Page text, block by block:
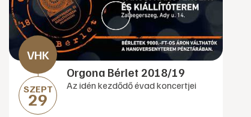
SZEPT
29
Orgona Bérlet 2018/19
Az idén kezdődő évad koncertjei